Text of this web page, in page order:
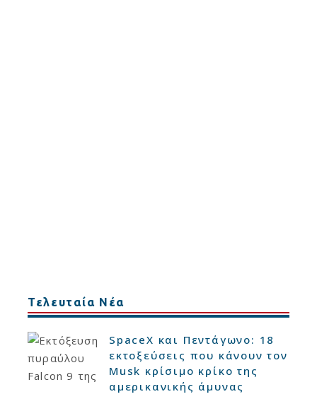
Τελευταία Νέα
SpaceX και Πεντάγωνο: 18
εκτοξεύσεις που κάνουν τον
Musk κρίσιμο κρίκο της
αμερικανικής άμυνας